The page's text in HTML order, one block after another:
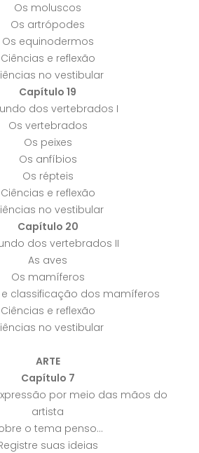
Os moluscos
Os artrópodes
Os equinodermos
Ciências e reflexão
no vestibular
Capítulo 19
dos vertebrados I
Os vertebrados
Os peixes
Os anfíbios
Os répteis
Ciências e reflexão
no vestibular
Capítulo 20
dos vertebrados II
As aves
Os mamíferos
classificação dos mamíferos
Ciências e reflexão
no vestibular
ARTE
Capítulo 7
por meio das mãos do
artista
o tema penso...
suas ideias